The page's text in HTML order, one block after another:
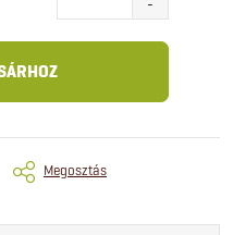
Megosztás